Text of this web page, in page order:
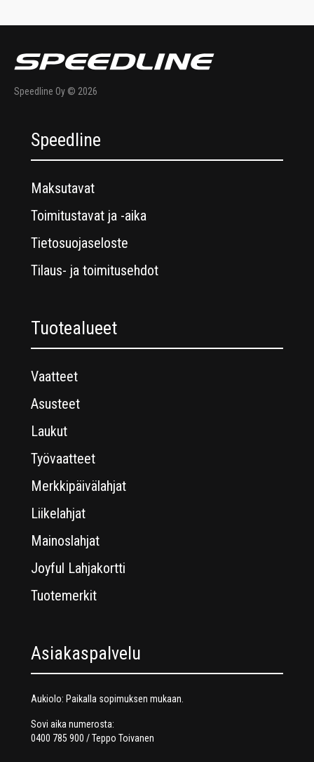
Speedline Oy © 2026
Speedline
Maksutavat
Toimitustavat ja -aika
Tietosuojaseloste
Tilaus- ja toimitusehdot
Tuotealueet
Vaatteet
Asusteet
Laukut
Työvaatteet
Merkkipäivälahjat
Liikelahjat
Mainoslahjat
Joyful Lahjakortti
Tuotemerkit
Asiakaspalvelu
Aukiolo: Paikalla sopimuksen mukaan.
Sovi aika numerosta:
0400 785 900 / Teppo Toivanen